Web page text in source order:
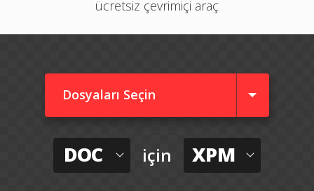
ücretsiz çevrimiçi araç
Dosyaları Seçin
DOC için XPM